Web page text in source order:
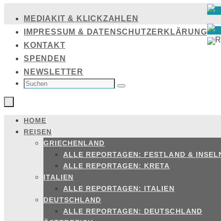
Inhalt
springen
MEDIAKIT & KLICKZAHLEN
IMPRESSUM & DATENSCHUTZERKLÄRUNG
KONTAKT
SPENDEN
NEWSLETTER
SUCHEN
NACH: Suchen
Zum
Inhalt
springen
HOME
REISEN
GRIECHENLAND
ALLE REPORTAGEN: FESTLAND &
ALLE REPORTAGEN: KRETA
ITALIEN
ALLE REPORTAGEN: ITALIEN
DEUTSCHLAND
ALLE REPORTAGEN: DEUTSCHLAND